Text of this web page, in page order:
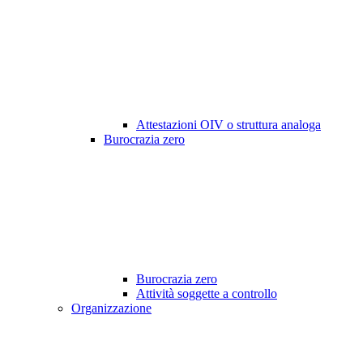
Attestazioni OIV o struttura analoga
Burocrazia zero
Burocrazia zero
Attività soggette a controllo
Organizzazione